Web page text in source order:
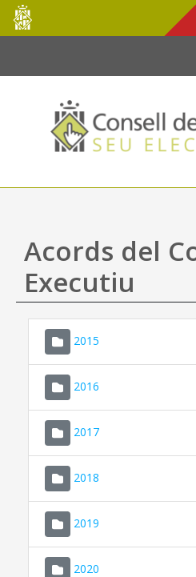
Salta al contingut principal
Consell
de
Mallorca
Acords del
Executiu
2015
2016
2017
2018
2019
2020